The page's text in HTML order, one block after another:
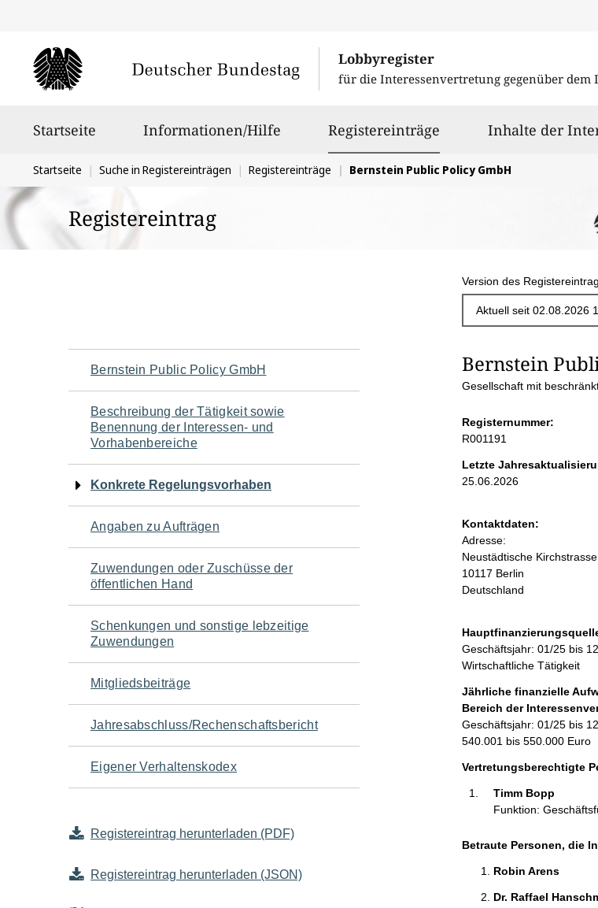
Lobbyregister
für die Interessenvertretung gegenüber dem
Startseite Informationen/Hilfe Registereinträge ausgewähltInhalte der
Sie
befinden
sich
hier:
Startseite Suche in Registereinträgen Registereinträge Bernstein Public Policy GmbH
Registereintrag
Version des
Navigation
für
den
Seiteninhalt
Bernstein Public Policy GmbH
Beschreibung der Tätigkeit sowie
Benennung der Interessen- und
Vorhabenbereiche
Konkrete Regelungsvorhaben
Angaben zu Aufträgen
Zuwendungen oder Zuschüsse der
öffentlichen Hand
Schenkungen und sonstige lebzeitige
Zuwendungen
Mitgliedsbeiträge
Jahresabschluss/Rechenschaftsbericht
Eigener Verhaltenskodex
Registereintrag herunterladen (PDF)
Registereintrag herunterladen (JSON)
S
i
t
e
n
i
n
h
a
l
t
Bernstein
Gesellschaft mit
Registernummer:
R001191
Letzte
25.06.2026
Kontaktdaten:
Adresse:
Neustädtische Kirchstrasse
10117 Berlin
Deutschland
Geschäftsjahr: 01/25 bis
Wirtschaftliche Tätigkeit
Jährliche finanzielle
Bereich der
Geschäftsjahr: 01/25 bis
540.001 bis 550.000 Euro
Vertretungsberechtigte
Timm Bopp
Funktion:
Betraute Personen, die
Robin Arens
Dr. Raffael